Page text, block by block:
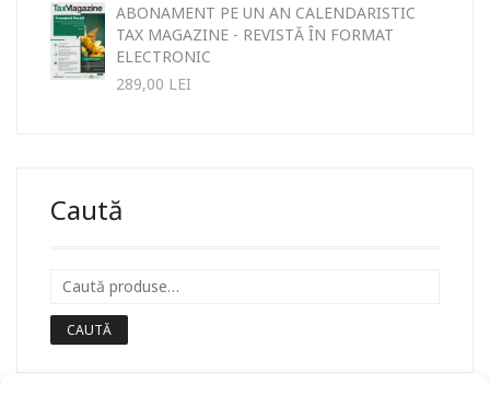
ABONAMENT PE UN AN CALENDARISTIC
TAX MAGAZINE - REVISTĂ ÎN FORMAT
ELECTRONIC
289,00 LEI
Caută
CAUTĂ